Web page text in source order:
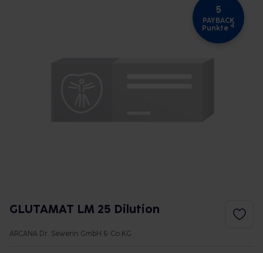
5
PAYBACK
Punkte 4
GLUTAMAT LM 25 Dilution
ARCANA Dr. Sewerin GmbH & Co.KG